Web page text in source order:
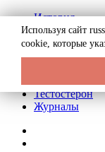
История
Биография
Криминал
Реклама на
Тестостерон
Журналы
Используя сайт
cookie, которые